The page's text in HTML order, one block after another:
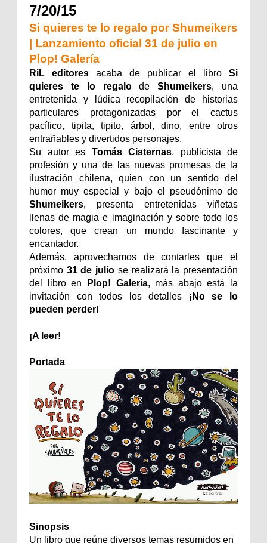
7/20/15
Si quieres te lo regalo por Shumeikers
| Lanzamiento oficial 31 de julio en
Plop! Galería
RiL editores acaba de publicar el libro Si
quieres te lo regalodeShumeikers, una
entretenida y lúdica recopilación de historias
particulares protagonizadas por el cactus
pacífico, tipita, tipito, árbol, dino, entre otros
entrañables y divertidos personajes.
Su autor es Tomás Cisternas, publicista de
profesión y una de las nuevas promesas de la
ilustración chilena, quien con un sentido del
humor muy especial y bajo el pseudónimo de
Shumeikers, presenta entretenidas viñetas
llenas de magia e imaginación y sobre todo los
colores, que crean un mundo fascinante y
encantador.
Además, aprovechamos de contarles que el
próximo 31 de julio se realizará la presentación
del libro en
Plop! Galería, más abajo está la
invitación con todos los detalles ¡No se lo
pueden perder!
¡A leer!
Portada
Sinopsis
Un libro que reúne diversos temas resumidos en